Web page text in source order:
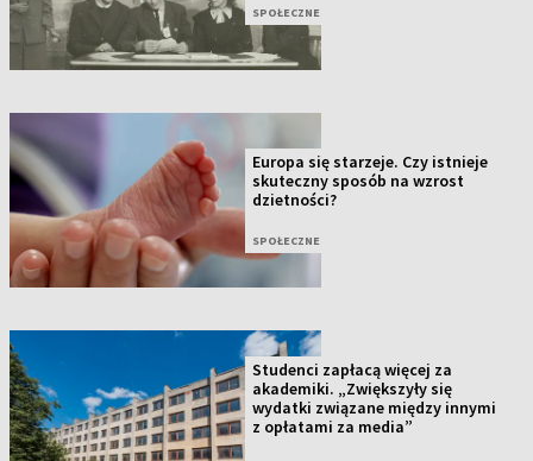
SPOŁECZNE
Europa się starzeje. Czy istnieje
skuteczny sposób na wzrost
dzietności?
SPOŁECZNE
Studenci zapłacą więcej za
akademiki. „Zwiększyły się
wydatki związane między innymi
z opłatami za media”